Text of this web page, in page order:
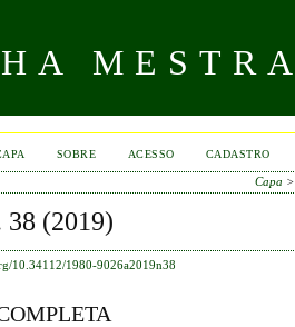
MESTRA
SOBRE ACESSO CADASTRO
Capa >
38 (2019)
10.34112/1980-9026a2019n38